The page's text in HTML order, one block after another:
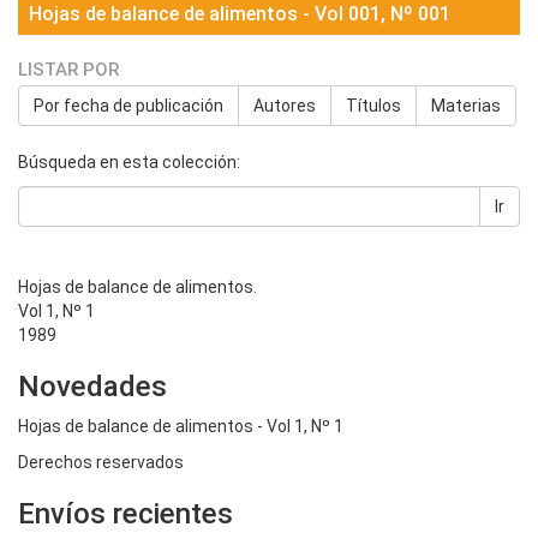
Hojas de balance de alimentos - Vol 001, Nº 001
LISTAR POR
Por fecha de publicación Autores Títulos Materias
Búsqueda en esta colección:
Ir
Hojas de balance de alimentos.
Vol 1, Nº 1
1989
Novedades
Hojas de balance de alimentos - Vol 1, Nº 1
Derechos reservados
Envíos recientes